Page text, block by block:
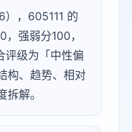
，605111 的
强弱分100，
评级为「中性偏
构、趋势、相对
解。